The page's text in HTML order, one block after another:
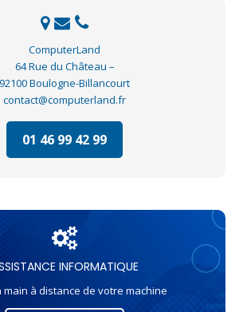
ComputerLand
64 Rue du Château –
92100 Boulogne-Billancourt
contact@computerland.fr
01 46 99 42 99
INFORMATIQUE
main à distance de votre machine